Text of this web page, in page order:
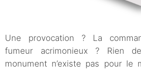
Une provocation ? La
fumeur acrimonieux ? Rien
monument n’existe pas pour le